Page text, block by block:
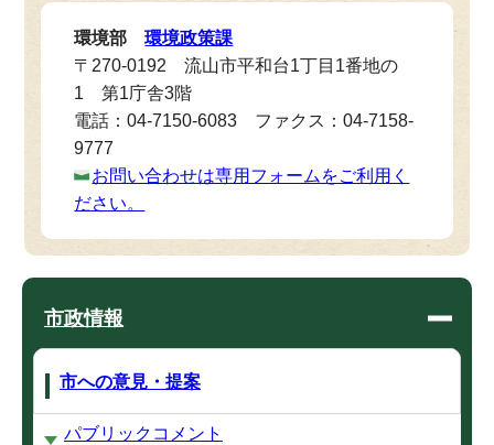
環境部環境政策課
〒270-0192 流山市平和台1丁目1番地の
1 第1庁舎3階
電話：04-7150-6083 ファクス：04-7158-
9777
お問い合わせは専用フォームをご利用く
ださい。
市政情報
市への意見・提案
パブリックコメント